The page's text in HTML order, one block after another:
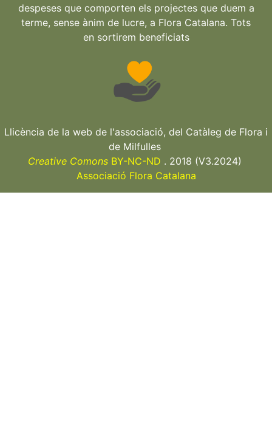
despeses que comporten els projectes que duem a
terme, sense ànim de lucre, a Flora Catalana. Tots
en sortirem beneficiats
Llicència de la web de l'associació, del Catàleg de Flora i
de Milfulles
Creative ComonsBY-NC-ND . 2018 (V3.2024)
Associació Flora Catalana